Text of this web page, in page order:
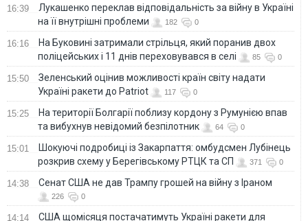
16:39
Лукашенко переклав відповідальність за війну в Україні
на її внутрішні проблеми
182 0
16:16
На Буковині затримали стрільця, який поранив двох
поліцейських і 11 днів переховувався в селі
85 0
15:50
Зеленський оцінив можливості країн світу надати
Україні ракети до Patriot
117 0
15:25
На території Болгарії поблизу кордону з Румунією впав
та вибухнув невідомий безпілотник
64 0
15:01
Шокуючі подробиці із Закарпаття: омбудсмен Лубінець
розкрив схему у Берегівському РТЦК та СП
371 0
14:38 Сенат США не дав Трампу грошей на війну з Іраном
226 0
14:14 США щомісяця постачатимуть Україні ракети для